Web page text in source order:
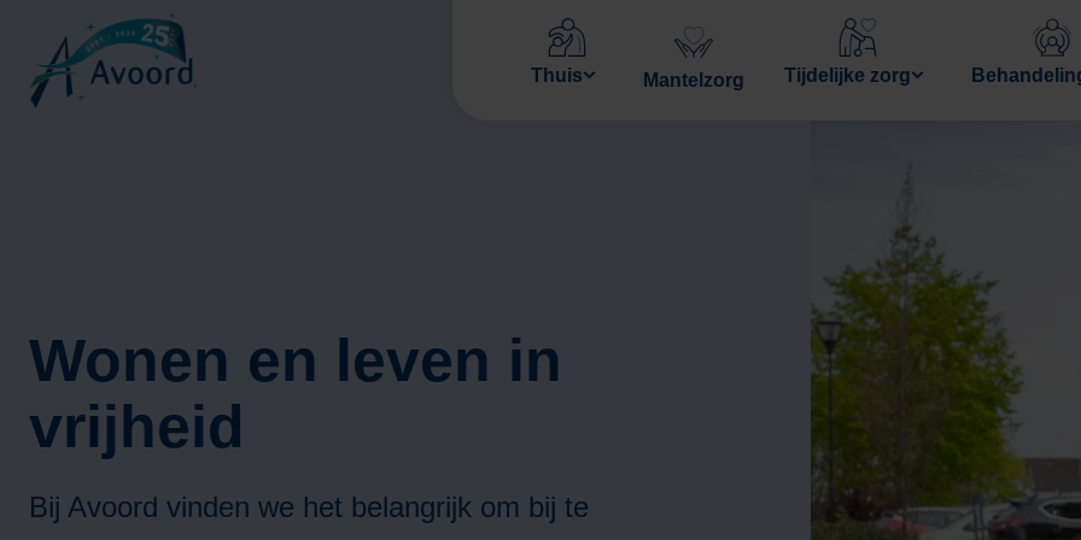
Thuis
VanThuisUit
Mantelzorg Tijdelijke zorg
Tijdelijke
Thuiszorg
Revalidatie
dementie
Begeleiding
medisch
specialisten
Wonen en leven in
vrijheid
Bij Avoord vinden we het belangrijk om bij te